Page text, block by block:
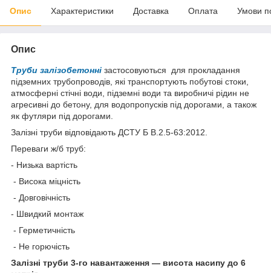
Опис Характеристики Доставка Оплата Умови
Опис
Труби залізобетонні застосовуються для прокладання
підземних трубопроводів, які транспортують побутові стоки,
атмосферні стічні води, підземні води та виробничі рідин не
агресивні до бетону, для водопропусків під дорогами, а також
як футляри під дорогами.
Залізні труби відповідають ДСТУ Б В.2.5-63:2012.
Переваги ж/б труб:
- Низька вартість
- Висока міцність
- Довговічність
- Швидкий монтаж
- Герметичність
- Не горючість
Залізні труби 3-го навантаження — висота насипу до 6